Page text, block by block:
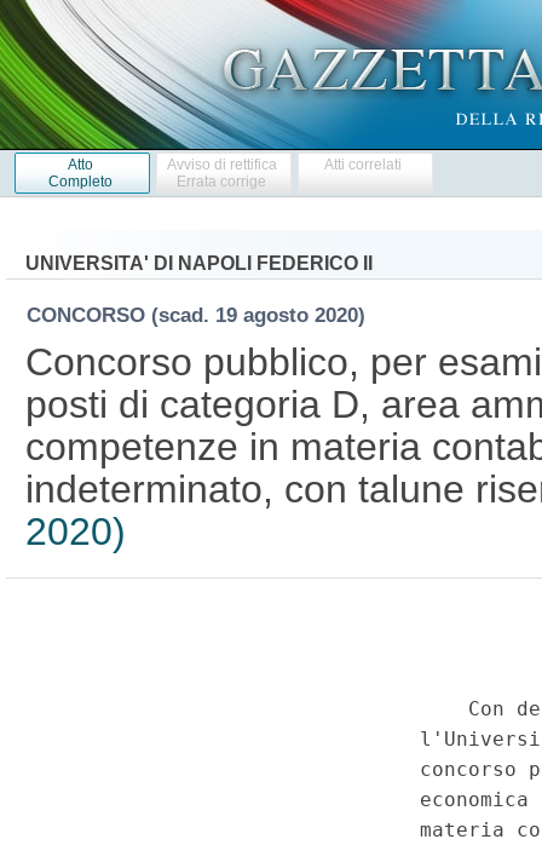
Atto
Completo
Avviso di rettifica
Errata corrige
Atti correlati
UNIVERSITA' DI NAPOLI FEDERICO II
CONCORSO (scad. 19 agosto 2020)
Concorso pubblico, per
posti di categoria D, area
competenze in materia
indeterminato, con talune
2020)